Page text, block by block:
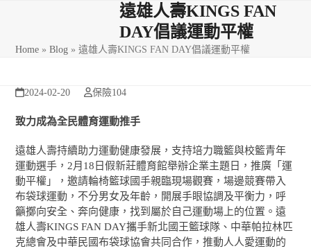
menu
menu
遠雄人壽KINGS FAN
DAY倡議運動平權
Home »Blog »遠雄人壽KINGS FAN DAY倡議運動平權
2024-02-20 保險104
致力成為全民體育運動推手
遠雄人壽持續助力運動健康發展，支持培力職籃與校籃青年
運動選手，2月18日假新莊體育館舉辦企業主題日，推廣「運
動平權」，邀請輪椅籃球國手親臨現場觀賽，場邊競賽帶入
布袋球運動，不分男女及年齡，開展手眼協調及平衡力，呼
籲擲向安全、奔向健康，找到屬於自己運動場上的位置。遠
雄人壽KINGS FAN DAY攜手新北國王籃球隊、中華帕拉林匹
克總會及中華民國布袋球協會共同合作，推動人人愛運動的